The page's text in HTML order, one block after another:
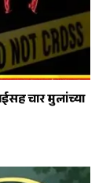
चार मुलांच्या